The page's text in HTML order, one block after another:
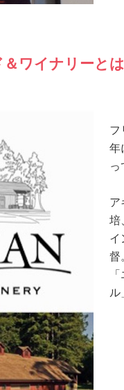
＆ワイナリーと
フ
年
っ
ア
培
イ
督
ル